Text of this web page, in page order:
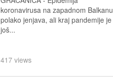
koronavirusa na zapadnom Balkanu
polako jenjava, ali kraj pandemije je
još...
417 views